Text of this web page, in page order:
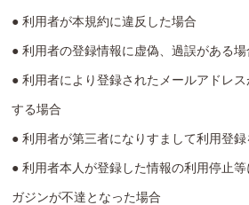
● 利用者が本規約に違反した場合
● 利用者の登録情報に虚偽、過誤がある場
● 利用者により登録されたメールアドレ
する場合
● 利用者が第三者になりすまして利用登
● 利用者本人が登録した情報の利用停止
ガジンが不達となった場合